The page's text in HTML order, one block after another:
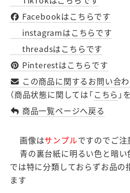
Facebookはこちらです
instagramはこちらです
threadsはこちらです
Pinterestはこちらです
この商品に関するお問い合
（商品状態に関しては「こちら 」
商品一覧ページへ戻る
画像はサンプルですのでご
青の裏台紙に明るい色と暗
では特に分類しておらずお品の
ます